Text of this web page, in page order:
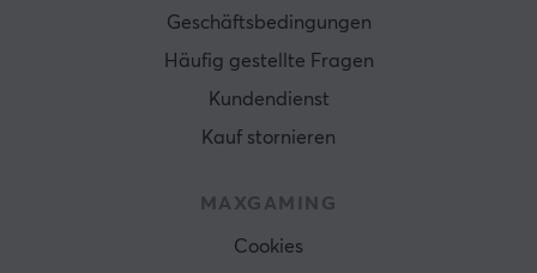
Geschäftsbedingungen
Häufig gestellte Fragen
Kundendienst
Kauf stornieren
MAXGAMING
Cookies